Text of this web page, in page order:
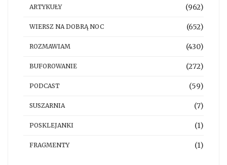
ARTYKUŁY (962)
WIERSZ NA DOBRĄ NOC (652)
ROZMAWIAM (430)
BUFOROWANIE (272)
PODCAST (59)
SUSZARNIA (7)
POSKLEJANKI (1)
FRAGMENTY (1)